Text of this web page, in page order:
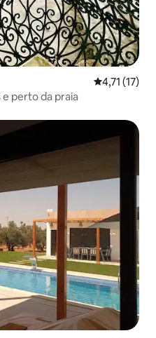
4,71 de uma
4,71 (17)
e perto da praia